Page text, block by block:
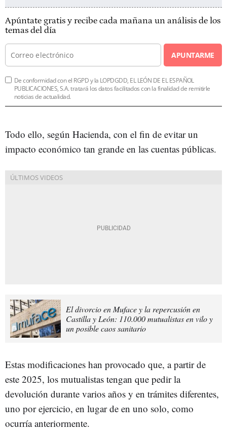
Apúntate gratis y recibe cada mañana un análisis de los
temas del día
APUNTARME
De conformidad con el RGPD y la LOPDGDD, EL LEÓN DE EL ESPAÑOL
PUBLICACIONES, S.A. tratará los datos facilitados con la finalidad de remitirle
noticias de actualidad.
Todo ello, según Hacienda, con el fin de evitar un
impacto económico tan grande en las cuentas públicas.
El divorcio en Muface y la repercusión en
Castilla y León: 110.000 mutualistas en vilo y
un posible caos sanitario
Estas modificaciones han provocado que, a partir de
este 2025, los mutualistas tengan que pedir la
devolución durante varios años y en trámites diferentes,
uno por ejercicio, en lugar de en uno solo, como
ocurría anteriormente.